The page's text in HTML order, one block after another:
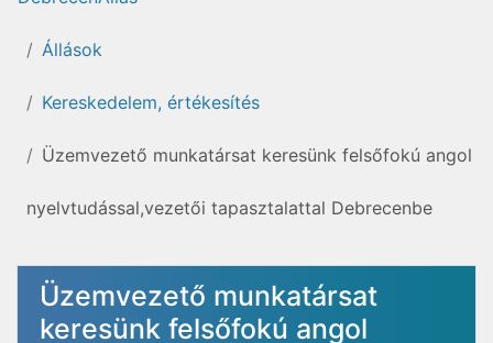
Állások
Kereskedelem, értékesítés
Üzemvezető munkatársat keresünk felsőfokú angol
nyelvtudással,vezetői tapasztalattal Debrecenbe
Üzemvezető munkatársat
keresünk felsőfokú angol